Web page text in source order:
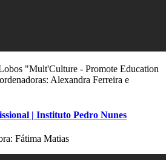
| Instituto Pedro Nunes
Fátima Matias